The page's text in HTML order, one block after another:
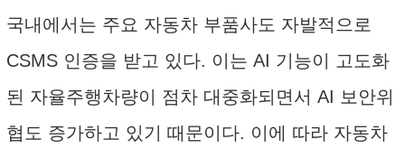
국내에서는 주요 자동차 부품사도 자발적으로
CSMS 인증을 받고 있다. 이는 AI 기능이 고도화
된 자율주행차량이 점차 대중화되면서 AI 보안위
협도 증가하고 있기 때문이다. 이에 따라 자동차